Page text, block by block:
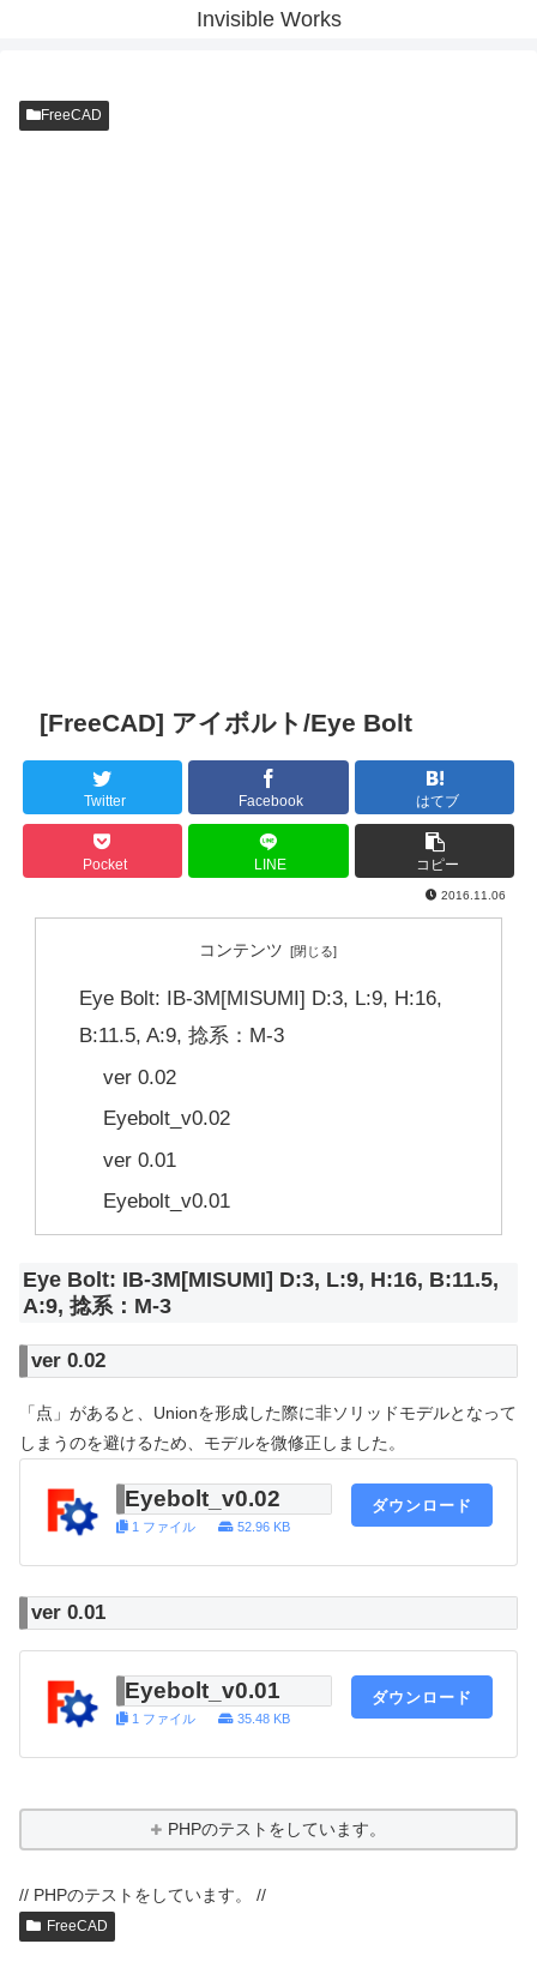
Invisible Works
FreeCAD
[FreeCAD] アイボルト/Eye Bolt
Twitter Facebook はてブ
Pocket LINE コピー
2016.11.06
コンテンツ
Eye Bolt: IB-3M[MISUMI] D:3, L:9, H:16,
B:11.5, A:9, 捻系：M-3
ver 0.02
Eyebolt_v0.02
ver 0.01
Eyebolt_v0.01
Eye Bolt: IB-3M[MISUMI] D:3, L:9, H:16, B:11.5,
A:9, 捻系：M-3
ver 0.02
「点」があると、Unionを形成した際に非ソリッドモデルとなって
しまうのを避けるため、モデルを微修正しました。
Eyebolt_v0.02
1 ファイル 52.96 KB
ダウンロード
ver 0.01
Eyebolt_v0.01
1 ファイル 35.48 KB
ダウンロード
PHPのテストをしています。
// PHPのテストをしています。 //
FreeCAD